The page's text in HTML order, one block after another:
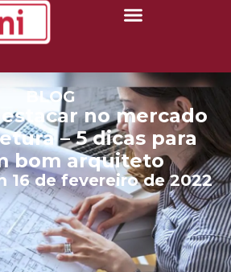
BLOG
no mercado
– 5 dicas para
bom arquiteto
16 de fevereiro de 2022